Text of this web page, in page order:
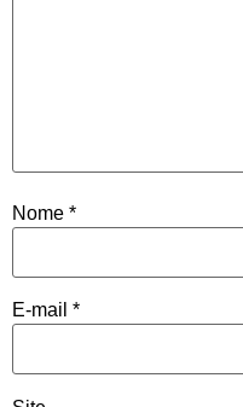
Nome *
E-mail *